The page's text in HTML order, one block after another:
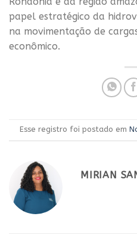
papel estratégico da
na movimentação de
econômico.
Esse registro foi postado em
MIRIAN